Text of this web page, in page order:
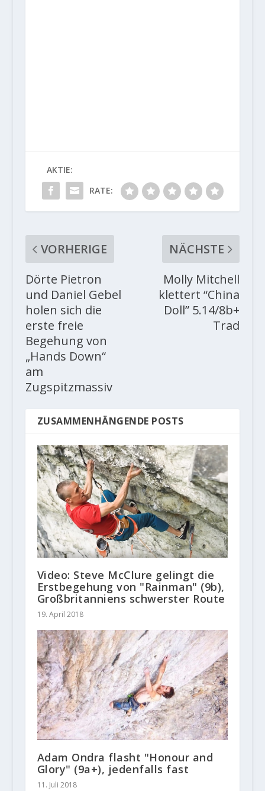
AKTIE:
RATE:
VORHERIGE
Dörte Pietron
und Daniel Gebel
holen sich die
erste freie
Begehung von
„Hands Down“
am
Zugspitzmassiv
NÄCHSTE
Molly Mitchell
klettert “China
Doll” 5.14/8b+
Trad
ZUSAMMENHÄNGENDE POSTS
Video: Steve McClure gelingt die
Erstbegehung von "Rainman" (9b),
Großbritanniens schwerster Route
19. April 2018
Adam Ondra flasht "Honour and
Glory" (9a+), jedenfalls fast
11. Juli 2018